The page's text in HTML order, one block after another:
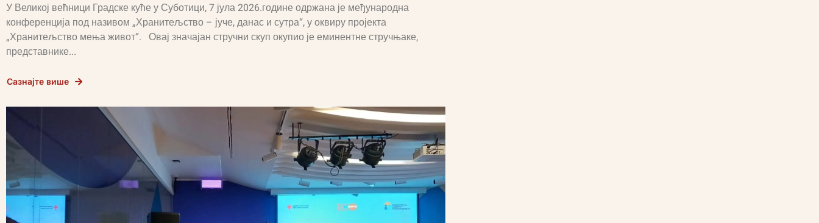
У Великој већници Градске куће у Суботици, 7 јула 2026.године одржана је међународна
конференција под називом „Хранитељство – јуче, данас и сутра“, у оквиру пројекта
„Хранитељство мења живот“. Овај значајан стручни скуп окупио је еминентне стручњаке,
представнике...
Сазнајте више